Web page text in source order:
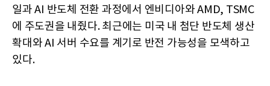
일과 AI 반도체 전환 과정에서 엔비디아와 AMD, TSMC
에 주도권을 내줬다. 최근에는 미국 내 첨단 반도체 생산
확대와 AI 서버 수요를 계기로 반전 가능성을 모색하고
있다.